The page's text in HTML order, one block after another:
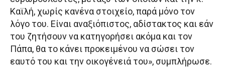
Καϊλή, χωρίς κανένα στοιχείο, παρά μόνο τον
λόγο του. Είναι αναξιόπιστος, αδίστακτος και εάν
του ζητήσουν να κατηγορήσει ακόμα και τον
Πάπα, θα το κάνει προκειμένου να σώσει τον
εαυτό του και την οικογένειά του», συμπλήρωσε.